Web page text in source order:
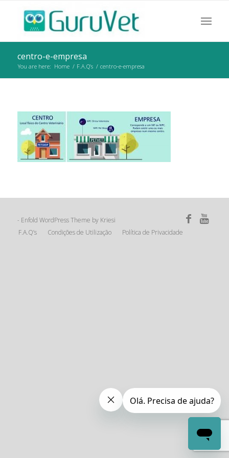
centro-e-empresa
You are here: Home / F.A.Q’s / centro-e-empresa
- Enfold WordPress Theme by Kriesi
F.A.Q’s
Condições de Utilização Política de Privacidade